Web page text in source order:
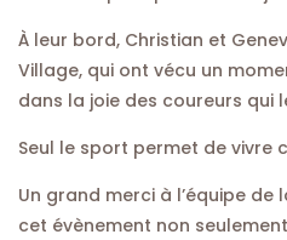
À leur bord, Christian et
Village, qui ont vécu un
dans la joie des coureurs qui
Seul le sport permet de vivre
Un grand merci à l’équipe de
cet évènement non